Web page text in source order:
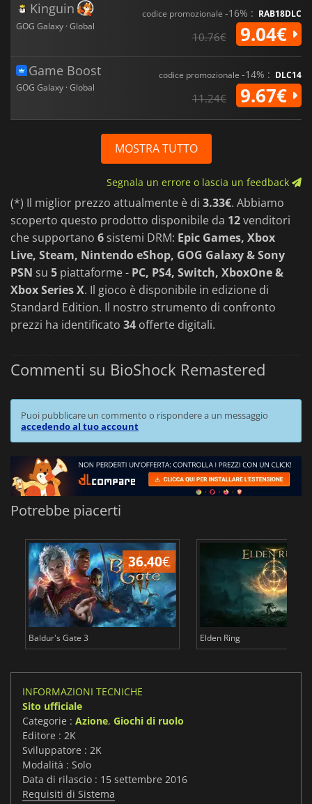
Kinguin
GOG Galaxy · Global
codice promozionale -16% : RAB18DLC
10.76€ 9.04€
Game Boost
GOG Galaxy · Global
codice promozionale -14% : DLC14
11.24€ 9.67€
MOSTRA TUTTO
Segnala un errore o lascia un feedback
(*) Il miglior prezzo attualmente è di 3.33€. Abbiamo
scoperto questo prodotto disponibile da 12venditori
che supportano 6 sistemi DRM: Epic Games, Xbox
Live, Steam, Nintendo eShop, GOG Galaxy & Sony
PSN su 5 piattaforme - PC, PS4, Switch, XboxOne &
Xbox Series X. Il gioco è disponibile in edizione di
Standard Edition. Il nostro strumento di confronto
prezzi ha identificato 34 offerte digitali.
Commenti su BioShock Remastered
Puoi pubblicare un commento o rispondere a un messaggio
accedendo al tuo account
Potrebbe piacerti
36.40€
Baldur's Gate 3 Elden Ring
INFORMAZIONI TECNICHE
Sito ufficiale
Categorie : Azione, Giochi di ruolo
Editore : 2K
Sviluppatore : 2K
Modalità : Solo
Data di rilascio : 15 settembre 2016
Requisiti di Sistema